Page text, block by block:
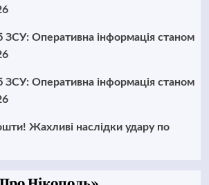
ЗСУ: Оперативна інформація станом
ЗСУ: Оперативна інформація станом
Жахливі наслідки удару по